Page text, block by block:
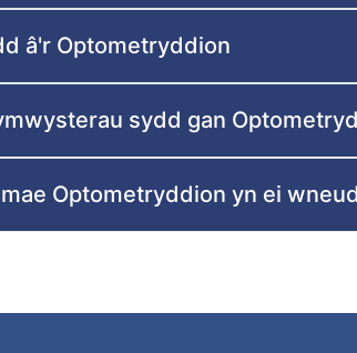
â'r Optometryddion
sydd gan
Optometryddion yn ei